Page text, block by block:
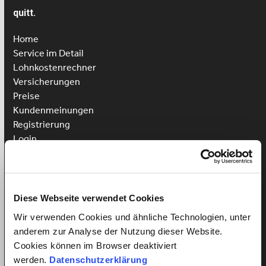
Diese Webseite verwendet Cookies
Wir verwenden Cookies und ähnliche Technologien, unter
anderem zur Analyse der Nutzung dieser Website.
Cookies können im Browser deaktiviert
werden. Datenschutzerklärung
quitt.
Home
Service im Detail
Lohnkostenrechner
Versicherungen
Preise
Kundenmeinungen
Registrierung
Login
Pflegehilfe anstellen
Vorteile für Arbeitnehmer
Arbeitnehmer Registrierung
Arbeitnehmer Login
Sprachkurs gewinnen